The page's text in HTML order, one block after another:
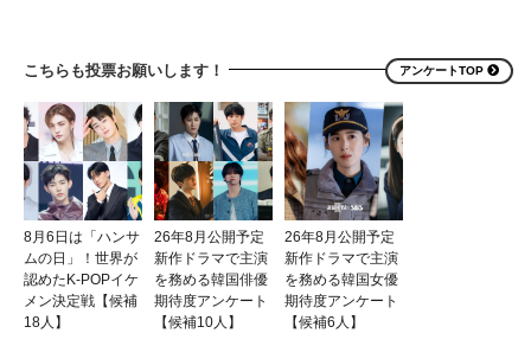
こちらも投票お願いします！ アンケートTOP
8月6日は「ハンサ
ムの日」！世界が
認めたK-POPイケ
メン決定戦【候補
18人】
26年8月公開予定
新作ドラマで主演
を務める韓国俳優
期待度アンケート
【候補10人】
26年8月公開予定
新作ドラマで主演
を務める韓国女優
期待度アンケート
【候補6人】